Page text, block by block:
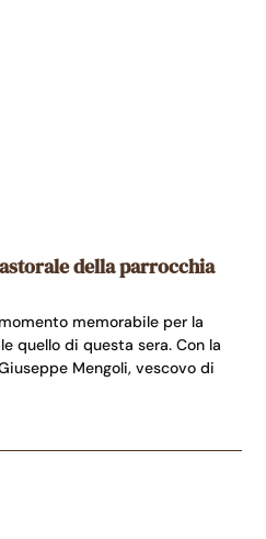
della parrocchia
memorabile per la
quello di questa sera. Con la
Mengoli, vescovo di